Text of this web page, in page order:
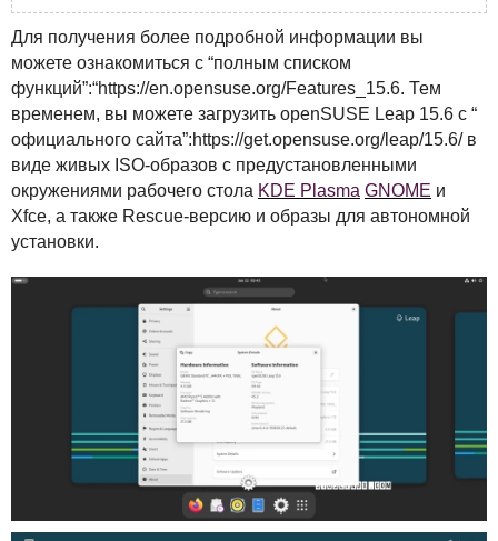
Для получения более подробной информации вы
можете ознакомиться с “полным списком
функций”:“https://en.opensuse.org/Features_15.6. Тем
временем, вы можете загрузить openSUSE Leap 15.6 с “
официального сайта”:https://get.opensuse.org/leap/15.6/ в
виде живых ISO-образов с предустановленными
окружениями рабочего стола KDE Plasma GNOME и
Xfce, а также Rescue-версию и образы для автономной
установки.